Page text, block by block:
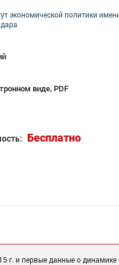
экономической политики
виде, PDF
Бесплатно
г. и первые данные о